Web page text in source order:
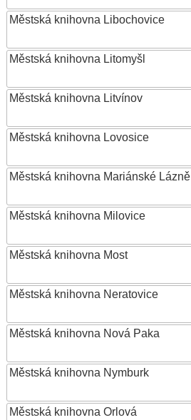
Městská knihovna Libochovice
Městská knihovna Litomyšl
Městská knihovna Litvínov
Městská knihovna Lovosice
Městská knihovna Mariánské Lázně
Městská knihovna Milovice
Městská knihovna Most
Městská knihovna Neratovice
Městská knihovna Nová Paka
Městská knihovna Nymburk
Městská knihovna Orlová